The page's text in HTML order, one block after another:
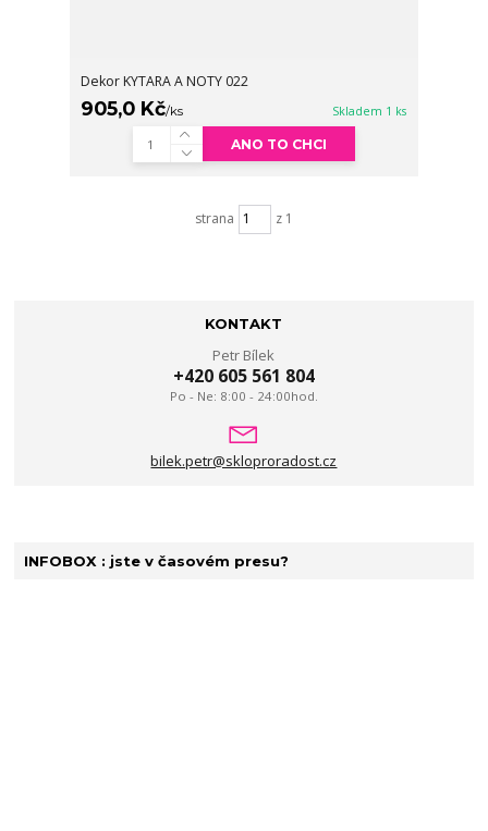
Dekor KYTARA A NOTY 022
905,0 Kč/ks Skladem 1 ks
ANO TO CHCI
strana z 1
KONTAKT
Petr Bílek
+420 605 561 804
Po - Ne: 8:00 - 24:00hod.
bilek.petr@skloproradost.cz
INFOBOX : jste v časovém presu?